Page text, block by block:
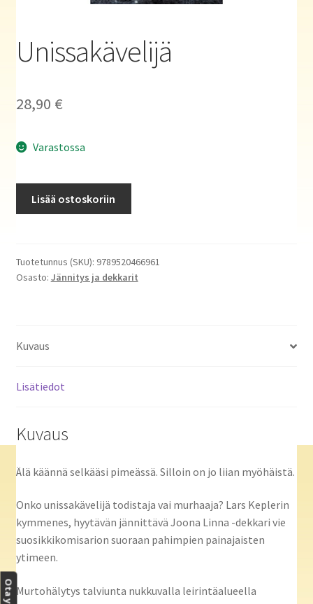
Unissakävelijä
28,90 €
Varastossa
Lisää ostoskoriin
Tuotetunnus (SKU): 9789520466961
Osasto: Jännitys ja dekkarit
Kuvaus
Lisätiedot
Kuvaus
Älä käännä selkääsi pimeässä. Silloin on jo liian myöhäistä.
Onko unissakävelijä todistaja vai murhaaja? Lars Keplerin
kymmenes, hyytävän jännittävä Joona Linna -dekkari vie
suosikkikomisarion suoraan pahimpien painajaisten
ytimeen.
Murtohälytys talviunta nukkuvalla leirintäalueella